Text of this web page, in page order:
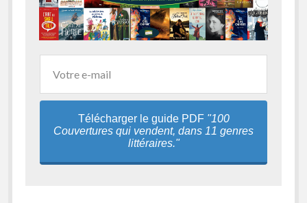
Télécharger le guide PDF "100
Couvertures qui vendent, dans 11 genres
littéraires."